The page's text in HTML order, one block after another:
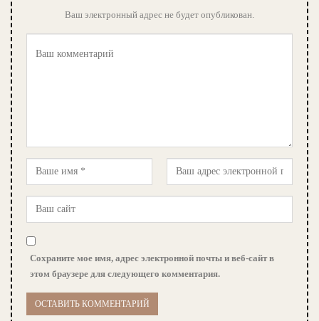
Ваш электронный адрес не будет опубликован.
Сохраните мое имя, адрес электронной почты и веб-сайт в
этом браузере для следующего комментария.